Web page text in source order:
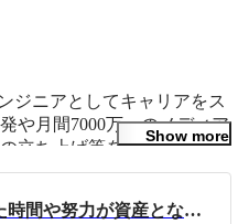
ジニアとしてキャリアをス
や月間7000万pvのメディア
立ち上げ等を行ないまし
性を広げ、人々が"好
Show more
「ゲームにかけた時間や努力が資産となる常識をつくる」ANIMA GROUP代表インタビュー